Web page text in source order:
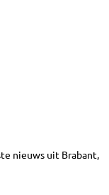
nieuws uit Brabant,